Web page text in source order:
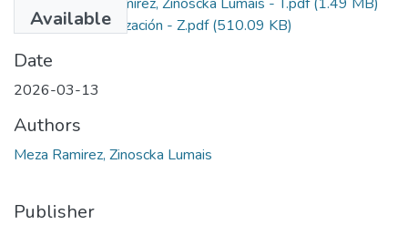
Available
Ficha de autorización - Z.pdf(510.09 KB)
Date
2026-03-13
Authors
Meza Ramirez, Zinoscka Lumais
Publisher